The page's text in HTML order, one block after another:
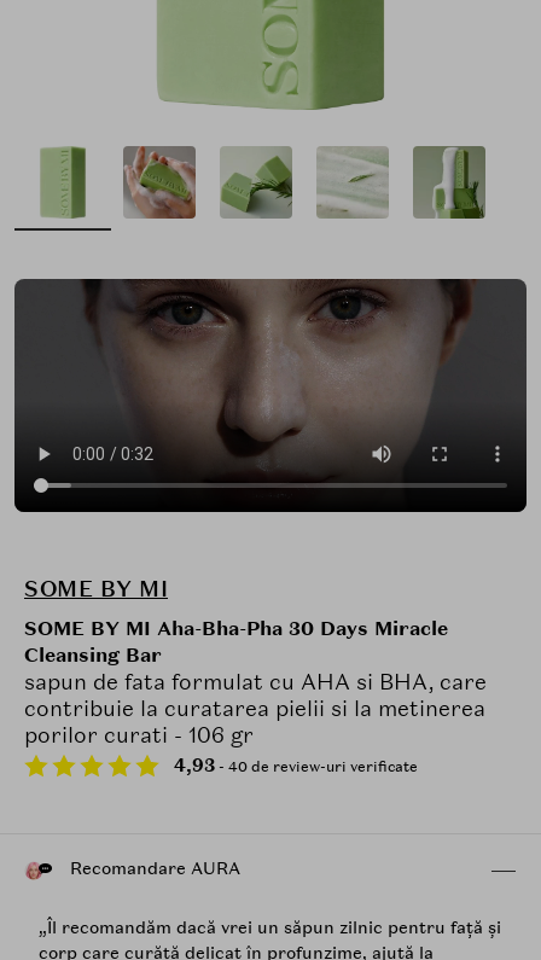
SOME BY MI
SOME BY MI Aha-Bha-Pha 30 Days Miracle
Cleansing Bar
sapun de fata formulat cu AHA si BHA, care
contribuie la curatarea pielii si la metinerea
porilor curati - 106 gr
4,93 - 40 de review-uri verificate
Recomandare AURA
„Îl recomandăm dacă vrei un săpun zilnic pentru față și
corp care curăță delicat în profunzime, ajută la